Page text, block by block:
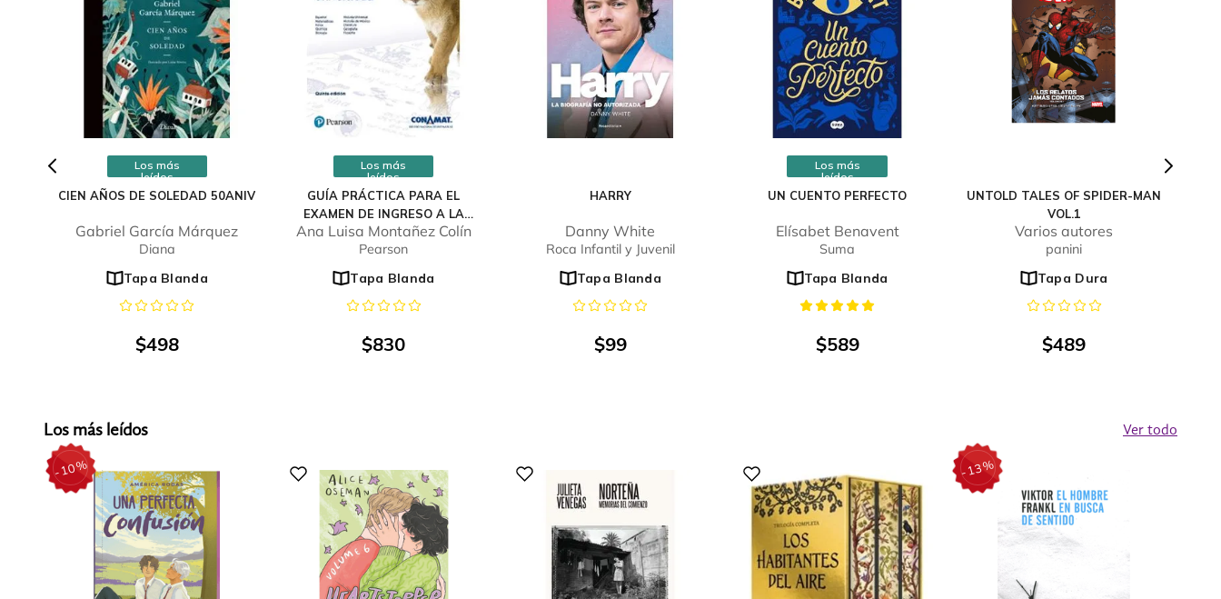
Los más
leídos
CIEN AÑOS DE SOLEDAD 50ANIV
Gabriel García Márquez
Diana
Tapa Blanda
$498
Los más
leídos
GUÍA PRÁCTICA PARA EL
EXAMEN DE INGRESO A LA
UNIVERSIDAD
Ana Luisa Montañez Colín
Pearson
Tapa Blanda
$830
HARRY
Danny White
Roca Infantil y Juvenil
Tapa Blanda
$99
Los más
leídos
UN CUENTO PERFECTO
Elísabet Benavent
Suma
Tapa Blanda
$589
UNTOLD TALES OF SPIDER-MAN
VOL.1
Varios autores
panini
Tapa Dura
$489
Los más leídos Ver todo
-10% -13%